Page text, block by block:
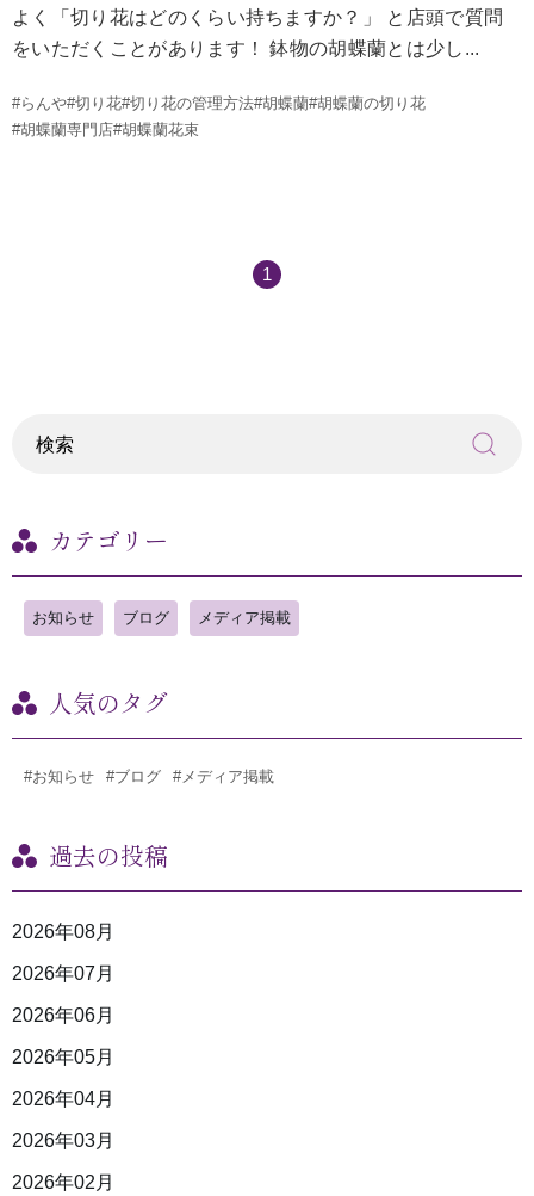
よく「切り花はどのくらい持ちますか？」 と店頭で質問
をいただくことがあります！ 鉢物の胡蝶蘭とは少し...
#らんや#切り花#切り花の管理方法#胡蝶蘭#胡蝶蘭の切り花
#胡蝶蘭専門店#胡蝶蘭花束
1
カテゴリー
お知らせ ブログ メディア掲載
人気のタグ
#お知らせ #ブログ #メディア掲載
過去の投稿
2026年08月
2026年07月
2026年06月
2026年05月
2026年04月
2026年03月
2026年02月